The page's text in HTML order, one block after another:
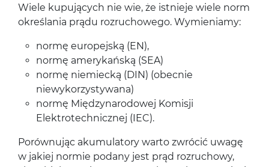
Wiele kupujących nie wie, że istnieje wiele norm
określania prądu rozruchowego. Wymieniamy:
normę europejską (EN),
normę amerykańską (SEA)
normę niemiecką (DIN) (obecnie
niewykorzystywana)
normę Międzynarodowej Komisji
Elektrotechnicznej (IEC).
Porównując akumulatory warto zwrócić uwagę
w jakiej normie podany jest prąd rozruchowy,